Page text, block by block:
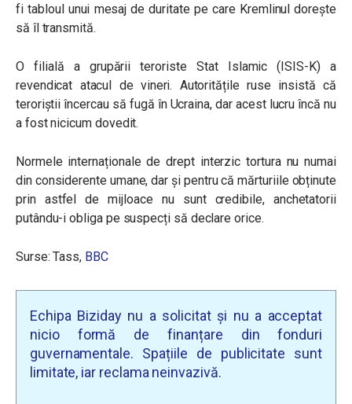
fi tabloul unui mesaj de duritate pe care Kremlinul dorește
să îl transmită.
O filială a grupării teroriste Stat Islamic (ISIS-K) a
revendicat atacul de vineri. Autoritățile ruse insistă că
teroriștii încercau să fugă în Ucraina, dar acest lucru încă nu
a fost nicicum dovedit.
Normele internaționale de drept interzic tortura nu numai
din considerente umane, dar și pentru că mărturiile obținute
prin astfel de mijloace nu sunt credibile, anchetatorii
putându-i obliga pe suspecți să declare orice.
Surse: Tass, BBC
Echipa Biziday nu a solicitat și nu a acceptat
nicio formă de finanțare din fonduri
guvernamentale. Spațiile de publicitate sunt
limitate, iar reclama neinvazivă.